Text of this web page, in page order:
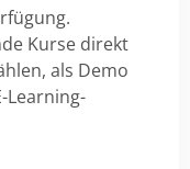
Kurse direkt
als Demo
Learning-